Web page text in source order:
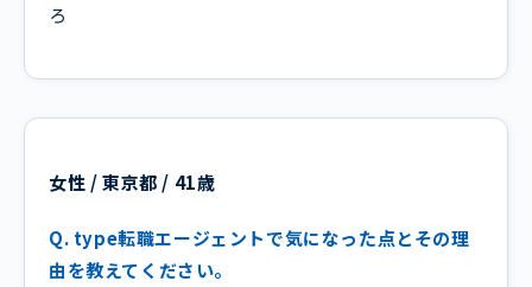
ろ
女性 / 東京都 / 41歳
Q. type転職エージェントで気になった点とその理
由を教えてください。